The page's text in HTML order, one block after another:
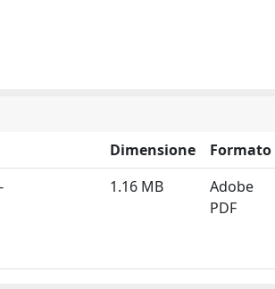
Dimensione
Formato
1.16 MB
Adobe
PDF